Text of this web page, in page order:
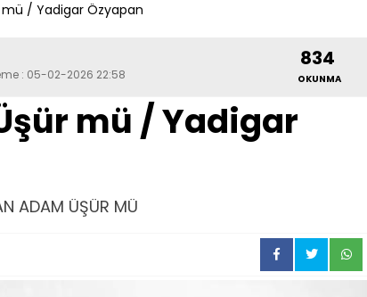
/ Yadigar Özyapan
: 05-02-2026 22:58
834
OKUNMA
mü / Yadigar
ADAM ÜŞÜR MÜ